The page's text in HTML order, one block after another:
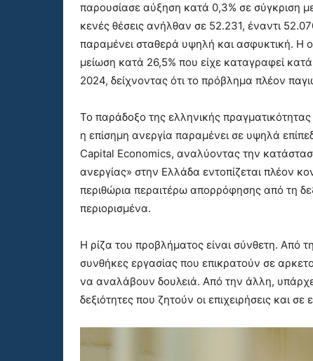
παρουσίασε αύξηση κατά 0,3% σε σύγκριση
κενές θέσεις ανήλθαν σε 52.231, έναντι
παραμένει σταθερά υψηλή και ασφυκτική. Η
μείωση κατά 26,5% που είχε καταγραφεί
2024, δείχνοντας ότι το πρόβλημα πλέον
Το παράδοξο της ελληνικής πραγματικότητας
η επίσημη ανεργία παραμένει σε υψηλά
Capital Economics, αναλύοντας την
ανεργίας» στην Ελλάδα εντοπίζεται πλέον
περιθώρια περαιτέρω απορρόφησης από τη
περιορισμένα.
Η ρίζα του προβλήματος είναι σύνθετη. Από
συνθήκες εργασίας που επικρατούν σε
να αναλάβουν δουλειά. Από την άλλη,
δεξιότητες που ζητούν οι επιχειρήσεις και